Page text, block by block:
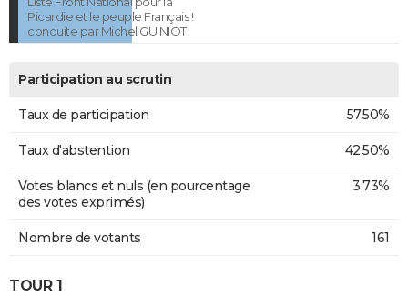
Picardie et le peuple Français !
conduite par Michel GUINIOT
Participation au scrutin
Taux de participation 57,50%
Taux d'abstention 42,50%
Votes blancs et nuls (en pourcentage
des votes exprimés)
3,73%
Nombre de votants 161
TOUR 1